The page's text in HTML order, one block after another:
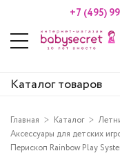
+7 (495)
Каталог товаров
Главная Каталог
Аксессуары для детских
Перископ Rainbow Play